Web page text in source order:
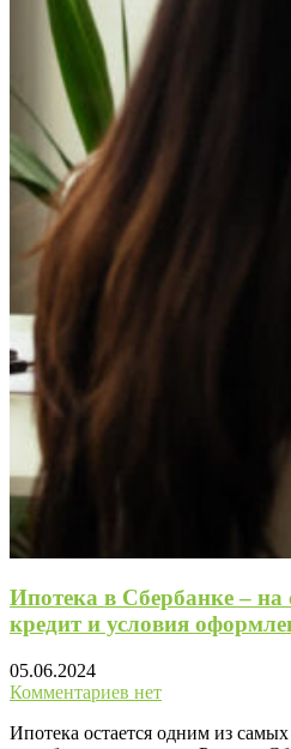
Ипотека в Сбербанке –
кредит и условия
05.06.2024
Комментариев нет
Ипотека остается одним из